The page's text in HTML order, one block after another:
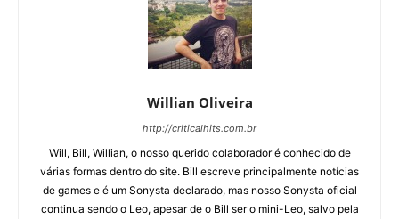
Willian Oliveira
http://criticalhits.com.br
Will, Bill, Willian, o nosso querido colaborador é conhecido de
várias formas dentro do site. Bill escreve principalmente notícias
de games e é um Sonysta declarado, mas nosso Sonysta oficial
continua sendo o Leo, apesar de o Bill ser o mini-Leo, salvo pela